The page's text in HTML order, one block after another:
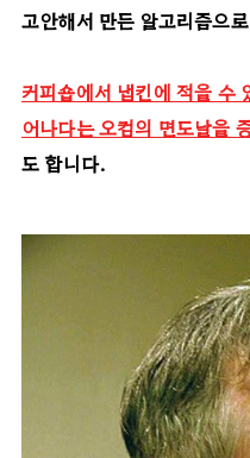
고안해서 만든 알고리즘으
커피숍에서 냅킨에 적을 수
어나다는 오컴의 면도날을
도 합니다.